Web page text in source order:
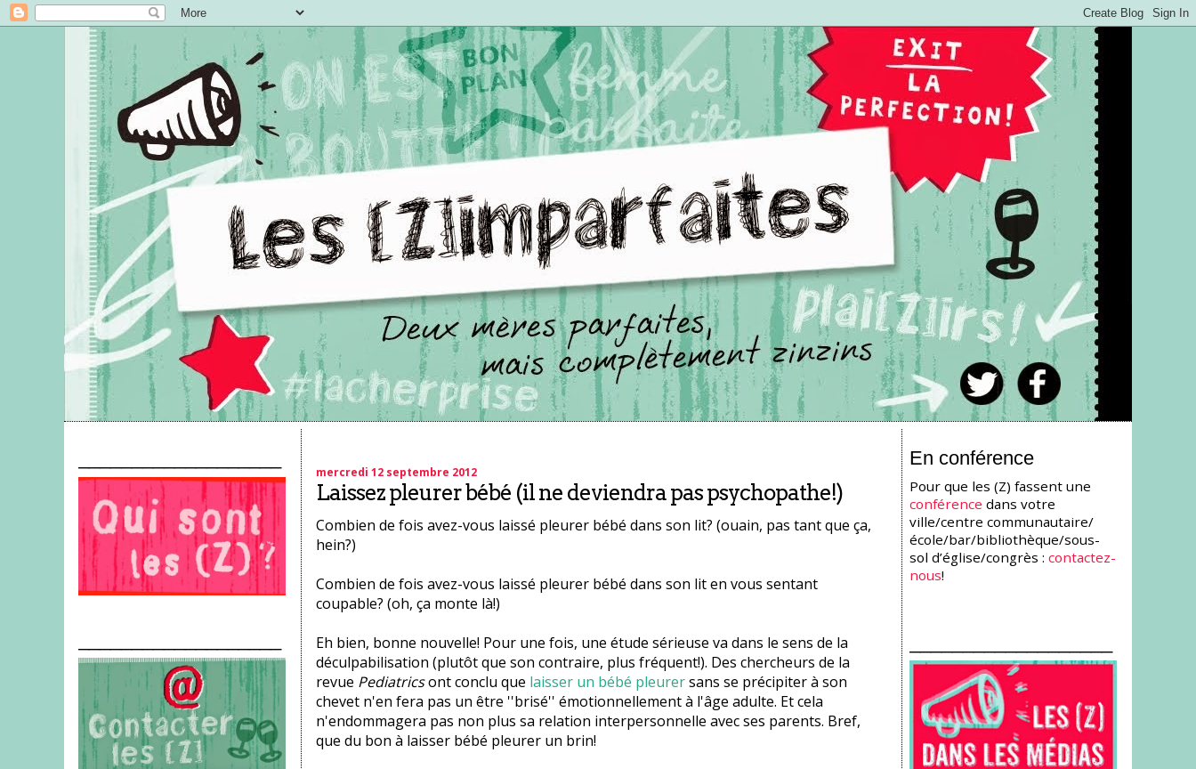
mercredi 12 septembre 2012
Laissez pleurer bébé (il ne deviendra pas psychopathe!)
Combien de fois avez-vous laissé pleurer bébé dans son lit? (ouain, pas tant que ça,
hein?)
Combien de fois avez-vous laissé pleurer bébé dans son lit en vous sentant
coupable? (oh, ça monte là!)
Eh bien, bonne nouvelle! Pour une fois, une étude sérieuse va dans le sens de la
déculpabilisation (plutôt que son contraire, plus fréquent!). Des chercheurs de la
revue Pediatricsont conclu que laisser un bébé pleurersans se précipiter à son
chevet n'en fera pas un être ''brisé'' émotionnellement à l'âge adulte. Et cela
n'endommagera pas non plus sa relation interpersonnelle avec ses parents. Bref,
que du bon à laisser bébé pleurer un brin!
En conférence
Pour que les (Z) fassent une
conférence dans votre
ville/centre communautaire/
école/bar/bibliothèque/sous-
sol d’église/congrès :contactez-
nous!